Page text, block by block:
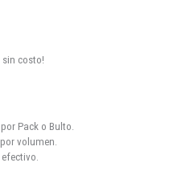
sin costo!
Pack o Bulto.
volumen.